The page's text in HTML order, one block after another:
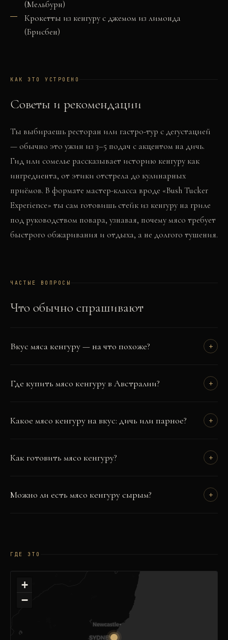
(Мельбурн)
Крокетты из кенгуру с джемом из лимонда
(Брисбен)
КАК ЭТО УСТРОЕНО
Советы и рекомендации
Ты выбираешь ресторан или гастро-тур с дегустацией
— обычно это ужин из 3–5 подач с акцентом на дичь.
Гид или сомелье рассказывает историю кенгуру как
ингредиента, от этики отстрела до кулинарных
приёмов. В формате мастер-класса вроде «Bush Tucker
Experience» ты сам готовишь стейк из кенгуру на гриле
под руководством повара, узнавая, почему мясо требует
быстрого обжаривания и отдыха, а не долгого тушения.
ЧАСТЫЕ ВОПРОСЫ
Что обычно спрашивают
Вкус мяса кенгуру — на что похоже? +
Где купить мясо кенгуру в Австралии? +
Какое мясо кенгуру на вкус: дичь или парное? +
Как готовить мясо кенгуру? +
Можно ли есть мясо кенгуру сырым? +
ГДЕ ЭТО
+
−